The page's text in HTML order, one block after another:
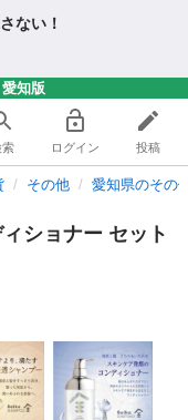
ない！
知版
索 ログイン 投稿
その他 愛知県のその
ショナー セット